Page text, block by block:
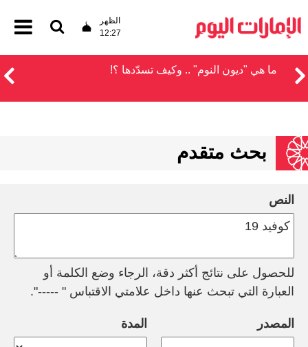
الظهر
12:27
ما هي "ديون النوم" .. وكيف تسدّدها ؟!
بحث متقدم
النص
للحصول على نتائج أكثر دقة، الرجاء وضع الكلمة أو
العبارة التي تبحث عنها داخل علامتي الاقتباس " -----".
المصدر المدة